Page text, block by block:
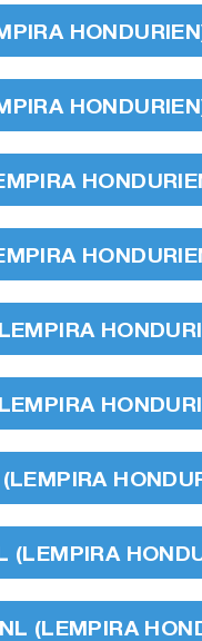
(LEMPIRA
(LEMPIRA